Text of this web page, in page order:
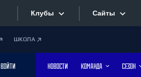
Клубы
Дивизион Боброва
Сайты
ШКОЛА
ВОЙТИ НОВОСТИ КОМАНДА СЕЗОН